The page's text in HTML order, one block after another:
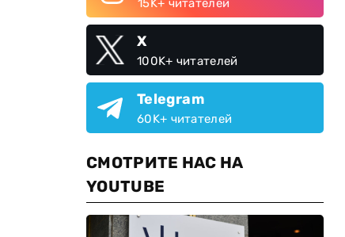
15K+ читателей
X
100K+ читателей
Telegram
60K+ читателей
СМОТРИТЕ НАС НА
YOUTUBE